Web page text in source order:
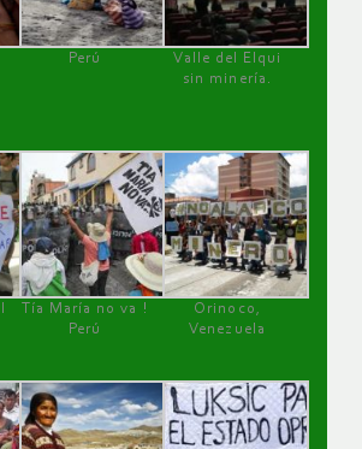
Perú
Valle del Elqui
sin minería.
Tía María no va !
Perú
Orinoco,
Venezuela